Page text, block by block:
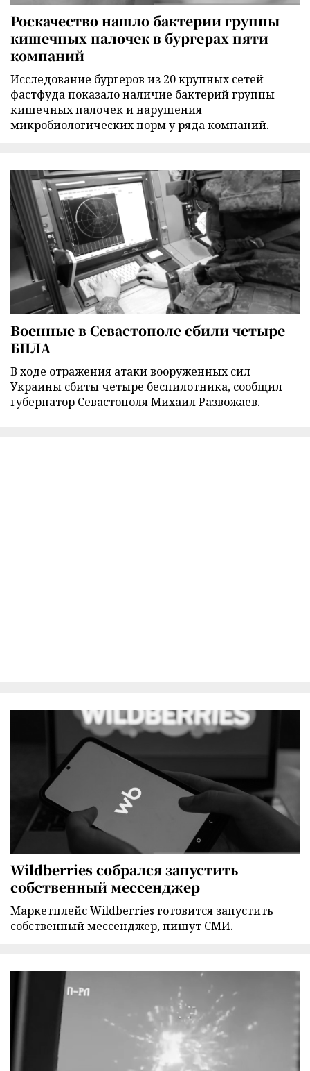
Роскачество нашло бактерии группы
кишечных палочек в бургерах пяти
компаний
Исследование бургеров из 20 крупных сетей
фастфуда показало наличие бактерий группы
кишечных палочек и нарушения
микробиологических норм у ряда компаний.
Военные в Севастополе сбили четыре
БПЛА
В ходе отражения атаки вооруженных сил
Украины сбиты четыре беспилотника, сообщил
губернатор Севастополя Михаил Развожаев.
Wildberries собрался запустить
собственный мессенджер
Маркетплейс Wildberries готовится запустить
собственный мессенджер, пишут СМИ.